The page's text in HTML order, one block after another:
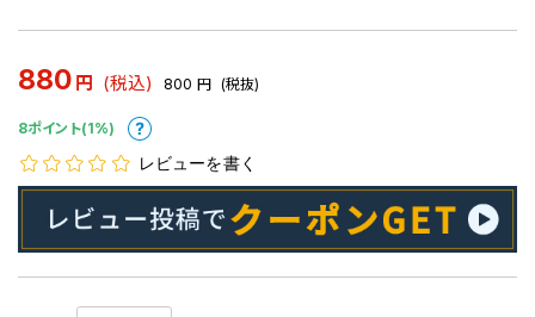
880 円 (税込) 800 円 (税抜)
8ポイント(1%)
レビューを書く